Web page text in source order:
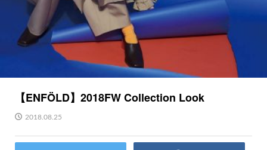
【ENFÖLD】2018FW Collection Look
2018.08.25